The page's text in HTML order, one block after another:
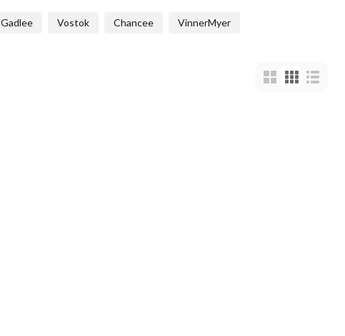
Gadlee Vostok Chancee VinnerMyer